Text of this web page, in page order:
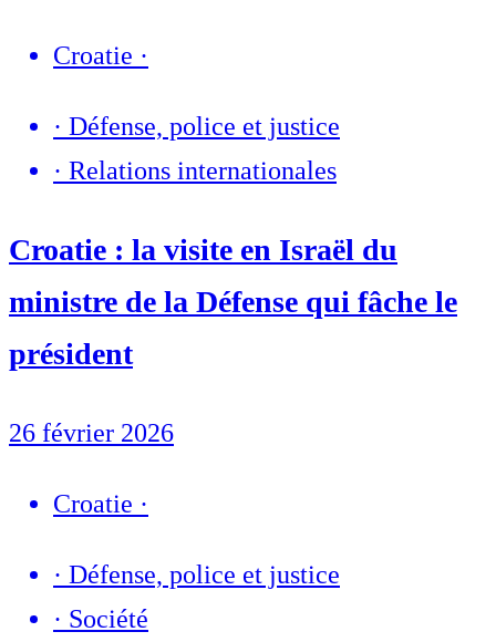
Croatie ·
· Défense, police et justice
· Relations internationales
Croatie : la visite en Israël du
ministre de la Défense qui fâche le
président
26 février 2026
Croatie ·
· Défense, police et justice
· Société